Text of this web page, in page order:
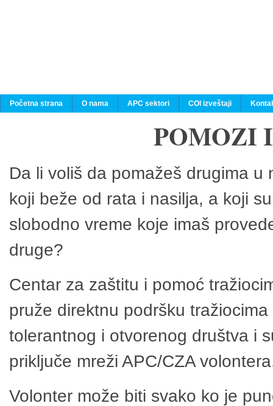
Početna strana O nama APC sektori COI izveštaji
POMOZI
Da li voliš da pomažeš drugima
koji beže od rata i nasilja, a koji
slobodno vreme koje imaš
druge?
Centar za zaštitu i pomoć
pruže direktnu podršku
tolerantnog i otvorenog društva i
priključe mreži APC/CZA
Volonter može biti svako ko je